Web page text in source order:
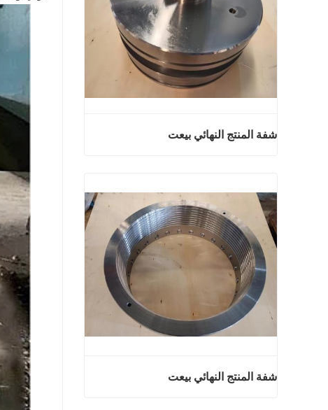
شفة المنتج النهائي بيعت
اتصل الآن
شفة المنتج النهائي بيعت